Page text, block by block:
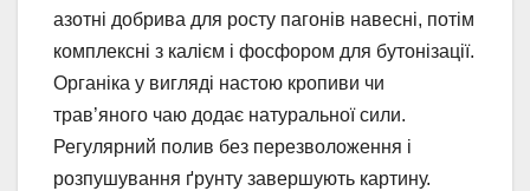
азотні добрива для росту пагонів навесні, потім
комплексні з калієм і фосфором для бутонізації.
Органіка у вигляді настою кропиви чи
трав’яного чаю додає натуральної сили.
Регулярний полив без перезволоження і
розпушування ґрунту завершують картину.